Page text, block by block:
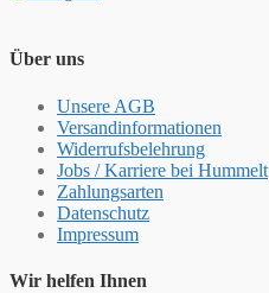
Über uns
Unsere AGB
Versandinformationen
Widerrufsbelehrung
Jobs / Karriere bei Hummelt
Zahlungsarten
Datenschutz
Impressum
Wir helfen Ihnen